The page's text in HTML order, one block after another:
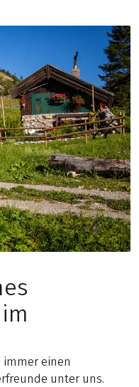
immer einen
unter uns.